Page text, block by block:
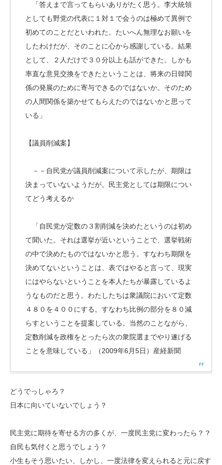
「答えまで言ってもらいありがたく思う。李大統領
としても野党の代表に１対１で会うのは極めて異例で
初めてのことだといわれた。たいへん無理なお願いを
したわけだが、そのことに心から感謝している。結果
として、２人だけで３０分以上も話ができた。しかも
率直な意見交換をできたということは、将来の日韓関
係の発展のために寄与できるのではないか。そのため
の人間関係を築かせてもらえたのではないかと思って
いる」
【議員削減案】
－－自民党が議員削減案について示したが、期限は
決まっていないようだが。民主党としては期限につい
てどう考えるか
「自民党が定数の３割削減を決めたというのは初め
て聞いた。それは選挙が近いということで、選挙戦術
の中で決めたものではないかと思う。すなわち期限を
決めてないということは、表ではやると言って、現実
にはやらないということを本人たちが暴露しているよ
うなものだと思う。わたしたちは衆議院において定数
４８０を４００にする。すなわち比例の部分を８０減
らすということを提案している。当然のことながら、
定数削減を政権をとったら次の衆院選までやり遂げる
ことを意味している」（2009年6月5日）産経新聞
どうでっしゃろ？
日本に向いていないでしょう？
民主党に期待を寄せる方の多くが、一度民主党に変わったら？？
自民も気付くと思うでしょう？
小生もそう思いたい、しかし、一度法律を変えられると元に戻す